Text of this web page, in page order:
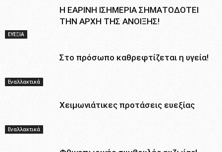
ΕΥΕΞΙΑ
Η ΕΑΡΙΝΗ ΙΣΗΜΕΡΙΑ ΣΗΜΑΤΟΔΟΤΕΙ
ΤΗΝ ΑΡΧΗ ΤΗΣ ΑΝΟΙΞΗΣ!
Εναλλακτικά
Στο πρόσωπο καθρεφτίζεται η υγεία!
Εναλλακτικά
Χειμωνιάτικες προτάσεις ευεξίας